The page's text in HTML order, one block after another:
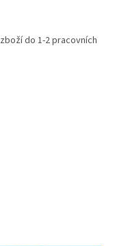
do 1-2 pracovních